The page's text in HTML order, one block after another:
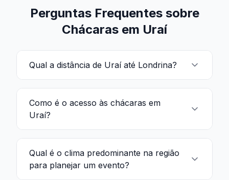
Perguntas Frequentes sobre
Chácaras em Uraí
Qual a distância de Uraí até Londrina?
Como é o acesso às chácaras em
Uraí?
Qual é o clima predominante na região
para planejar um evento?